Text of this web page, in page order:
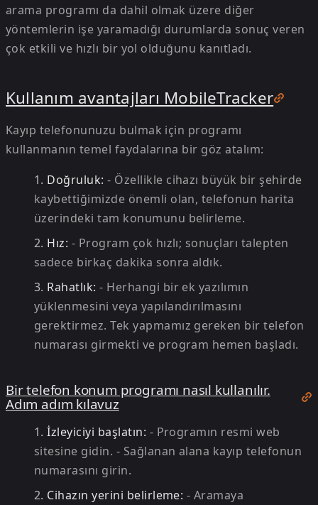
arama programı da dahil olmak üzere diğer
yöntemlerin işe yaramadığı durumlarda sonuç veren
çok etkili ve hızlı bir yol olduğunu kanıtladı.
Kullanım avantajları MobileTracker
Kayıp telefonunuzu bulmak için programı
kullanmanın temel faydalarına bir göz atalım:
Doğruluk: - Özellikle cihazı büyük bir şehirde
kaybettiğimizde önemli olan, telefonun harita
üzerindeki tam konumunu belirleme.
Hız: - Program çok hızlı; sonuçları talepten
sadece birkaç dakika sonra aldık.
Rahatlık: - Herhangi bir ek yazılımın
yüklenmesini veya yapılandırılmasını
gerektirmez.Tek yapmamız gereken bir telefon
numarası girmekti ve program hemen başladı.
Bir telefon konum programı nasıl kullanılır.
Adım adım kılavuz
İzleyiciyi başlatın: - Programın resmi web
sitesine gidin. - Sağlanan alana kayıp telefonun
numarasını girin.
Cihazın yerini belirleme: - Aramaya